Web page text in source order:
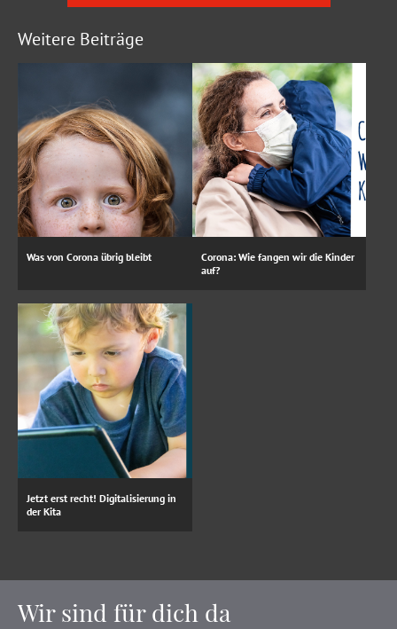
Weitere Beiträge
Was von Corona übrig bleibt
Corona: Wie fangen wir die Kinder
auf?
Jetzt erst recht! Digitalisierung in
der Kita
Wir sind für dich da